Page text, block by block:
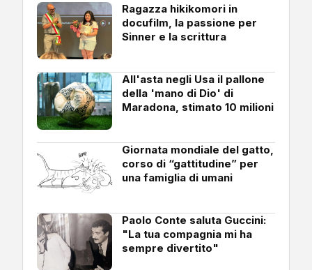
Ragazza hikikomori in
docufilm, la passione per
Sinner e la scrittura
All'asta negli Usa il pallone
della 'mano di Dio' di
Maradona, stimato 10 milioni
Giornata mondiale del gatto,
corso di “gattitudine” per
una famiglia di umani
Paolo Conte saluta Guccini:
"La tua compagnia mi ha
sempre divertito"